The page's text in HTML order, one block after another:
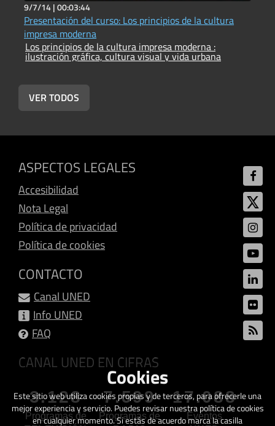
9/7/14 |00:03:44
Presentación del curso: Los principios de la cultura
impresa moderna
Los principios de la cultura impresa moderna :
ilustración gráfica, cultura visual y vida urbana
VER TODOS
ASPECTOS LEGALES
Accesibilidad
Nota Legal
Política de privacidad
Política de cookies
CONTACTO
Canal UNED
Info UNED
FAQ
CANAL UNED EN CIFRAS
3.128
Programas de
7.599
Programas de
17.088
Eventos
Cookies
Este sitio web utiliza cookies propias y de terceros, para ofrecerle una
mejor experiencia y servicio. Puedes revisar nuestra política de cookies
en cualquier momento. Si estás de acuerdo marca la casilla